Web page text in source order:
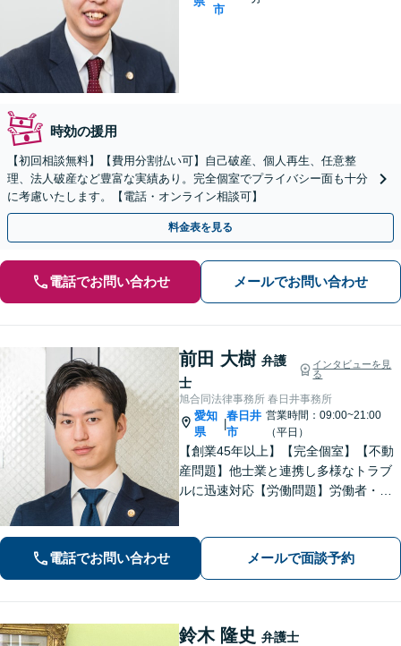
市
時効の援用
【初回相談無料】【費用分割払い可】自己破産、個人再生、任意整
理、法人破産など豊富な実績あり。完全個室でプライバシー面も十分
に考慮いたします。【電話・オンライン相談可】
料金表を見る
電話でお問い合わせ メールでお問い合わせ
前田 大樹 弁護
士
インタビューを見
る
旭合同法律事務所 春日井事務所
愛知
県
|
春日井
市
営業時間：09:00~21:00
（平日）
【創業45年以上】【完全個室】【不動
産問題】他士業と連携し多様なトラブ
ルに迅速対応【労働問題】労働者・使
日・夜間面談可】【電話・ビデオ面談
電話でお問い合わせ メールで面談予約
鈴木 隆史 弁護士